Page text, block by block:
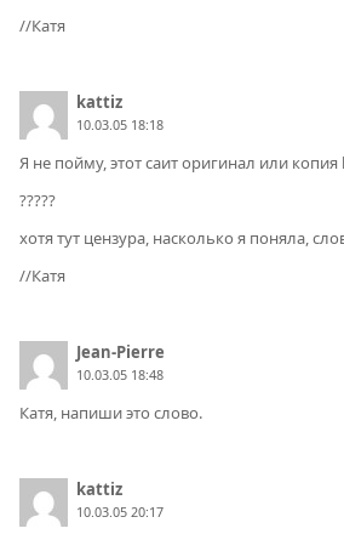
//Катя
kattiz
10.03.05 18:18
Я не пойму, этот саит оригинал или
?????
хотя тут цензура, насколько я поняла,
//Катя
Jean-Pierre
10.03.05 18:48
Катя, напиши это слово.
kattiz
10.03.05 20:17